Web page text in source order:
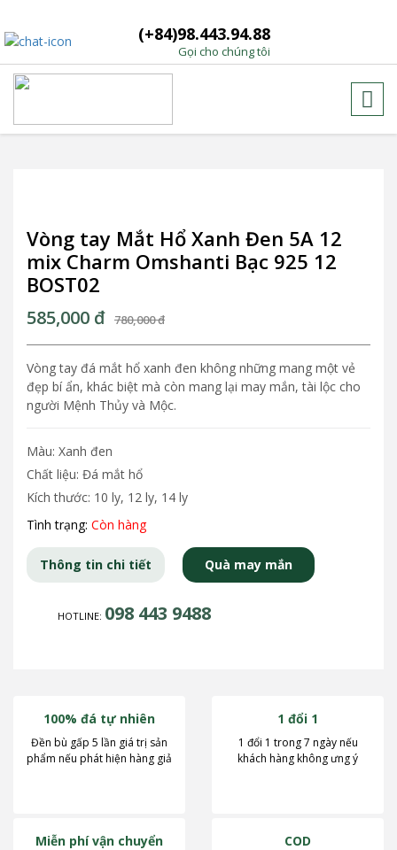
(+84)98.443.94.88
Gọi cho chúng tôi
Vòng tay Mắt Hổ Xanh Đen 5A 12
mix Charm Omshanti Bạc 925 12
BOST02
780,000đ
585,000 đ
Vòng tay đá mắt hổ xanh đen không những mang một vẻ
đẹp bí ẩn, khác biệt mà còn mang lại may mắn, tài lộc cho
người Mệnh Thủy và Mộc.
Màu: Xanh đen
Chất liệu: Đá mắt hổ
Kích thước: 10 ly, 12 ly, 14 ly
Tình trạng: Còn hàng
Thông tin chi tiết Quà may mắn
HOTLINE: 098 443 9488
100% đá tự nhiên
Đền bù gấp 5 lần giá trị sản
phẩm nếu phát hiện hàng giả
1 đổi 1
1 đổi 1 trong 7 ngày nếu
khách hàng không ưng ý
Miễn phí vận chuyển COD